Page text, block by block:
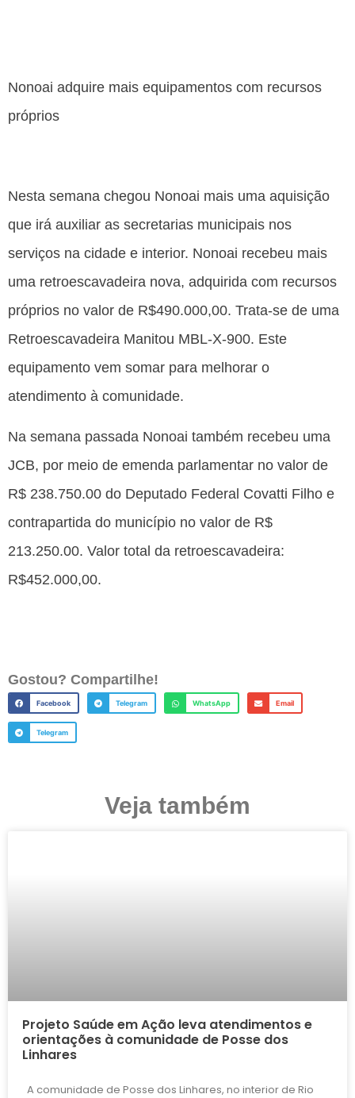
Nonoai adquire mais equipamentos com recursos
próprios
Nesta semana chegou Nonoai mais uma aquisição
que irá auxiliar as secretarias municipais nos
serviços na cidade e interior. Nonoai recebeu mais
uma retroescavadeira nova, adquirida com recursos
próprios no valor de R$490.000,00. Trata-se de uma
Retroescavadeira Manitou MBL-X-900. Este
equipamento vem somar para melhorar o
atendimento à comunidade.
Na semana passada Nonoai também recebeu uma
JCB, por meio de emenda parlamentar no valor de
R$ 238.750.00 do Deputado Federal Covatti Filho e
contrapartida do município no valor de R$
213.250.00. Valor total da retroescavadeira:
R$452.000,00.
Gostou? Compartilhe!
Facebook Telegram WhatsApp Email
Telegram
Veja também
Projeto Saúde em Ação leva atendimentos e
orientações à comunidade de Posse dos
Linhares
A comunidade de Posse dos Linhares, no interior de Rio